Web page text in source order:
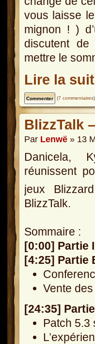
vous laisse
mignon ! )
discutent
mettre le
Lire la
(7 commentaires)
BlizzTalk
Par Lenwë » 13
Danicela,
réunissent
jeux
BlizzTalk.
Sommaire :
[0:00] Partie
[4:25] Partie
Vente
[24:35]
Patch 5.3